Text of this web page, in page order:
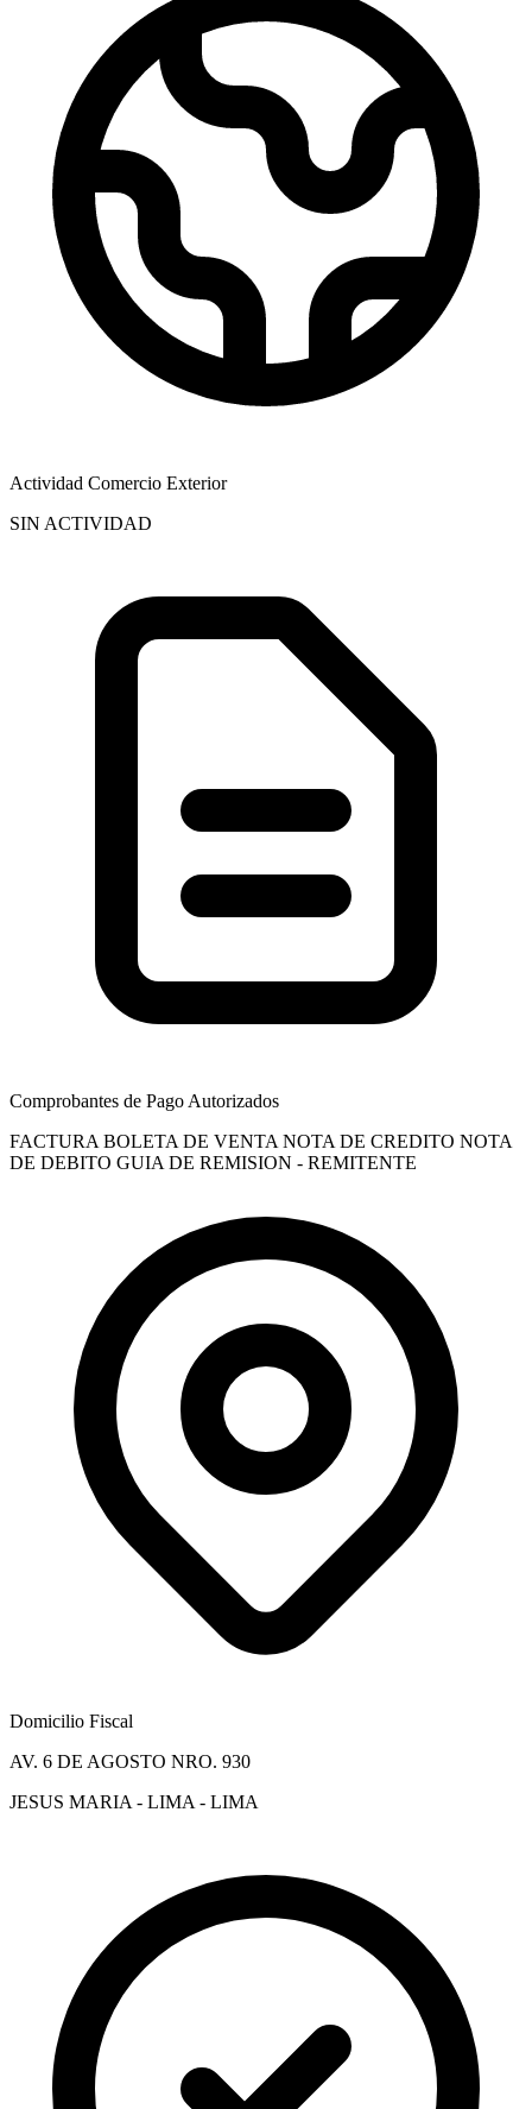
Actividad Comercio Exterior
SIN ACTIVIDAD
Comprobantes de Pago Autorizados
FACTURA BOLETA DE VENTA NOTA DE CREDITO NOTA
DE DEBITO GUIA DE REMISION - REMITENTE
Domicilio Fiscal
AV. 6 DE AGOSTO NRO. 930
JESUS MARIA - LIMA - LIMA